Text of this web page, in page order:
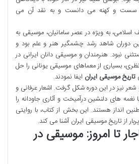
را سست و کهنه می دانست و به نقد آن می
به ویژه در عصر سامانیان، موسیقی به
دوران شاهد رشد چشمگیر هنر و علم بود و
نبود. هنرمندان و موسیقی دانان ایرانی در
بسیاری از معماهای موسیقی یونانی را حل
تاریخ موسیقی ایران ایفا نمودند.
نیز در این دوره شکل گرفت. اشعار عرفانی و
نغمه های دلنشین درآمیخت و آثاری جاودانه را
انداز هستند. این بخش از کتاب، با روایتی
از تاریخ موسیقی ایران آشنا می کند.
تا امروز: موسیقی در